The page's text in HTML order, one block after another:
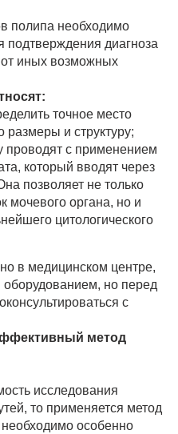
полипа необходимо
подтверждения диагноза
иных возможных
точное место
размеры и структуру;
проводят с применением
который вводят через
позволяет не только
мочевого органа, но и
цитологического
в медицинском центре,
но перед
с
метод
исследования
то применяется метод
особенно